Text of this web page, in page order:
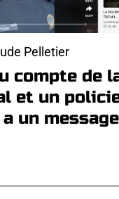
Pelletier
compte de
et un
un message